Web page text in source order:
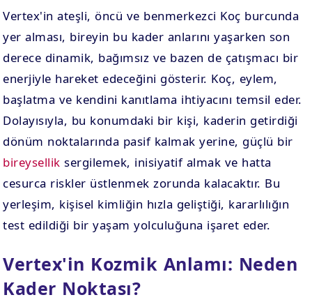
Vertex'in ateşli, öncü ve benmerkezci Koç burcunda
yer alması, bireyin bu kader anlarını yaşarken son
derece dinamik, bağımsız ve bazen de çatışmacı bir
enerjiyle hareket edeceğini gösterir. Koç, eylem,
başlatma ve kendini kanıtlama ihtiyacını temsil eder.
Dolayısıyla, bu konumdaki bir kişi, kaderin getirdiği
dönüm noktalarında pasif kalmak yerine, güçlü bir
bireysellik sergilemek, inisiyatif almak ve hatta
cesurca riskler üstlenmek zorunda kalacaktır. Bu
yerleşim, kişisel kimliğin hızla geliştiği, kararlılığın
test edildiği bir yaşam yolculuğuna işaret eder.
Vertex'in Kozmik Anlamı: Neden
Kader Noktası?